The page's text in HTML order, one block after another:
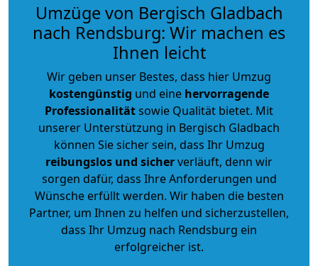
Umzüge von Bergisch Gladbach
nach Rendsburg: Wir machen es
Ihnen leicht
Wir geben unser Bestes, dass hier Umzug
kostengünstig und eine hervorragende
Professionalitätsowie Qualität bietet. Mit
unserer Unterstützung in Bergisch Gladbach
können Sie sicher sein, dass Ihr Umzug
reibungslos und sicherverläuft, denn wir
sorgen dafür, dass Ihre Anforderungen und
Wünsche erfüllt werden. Wir haben die besten
Partner, um Ihnen zu helfen und sicherzustellen,
dass Ihr Umzug nach Rendsburg ein
erfolgreicher ist.